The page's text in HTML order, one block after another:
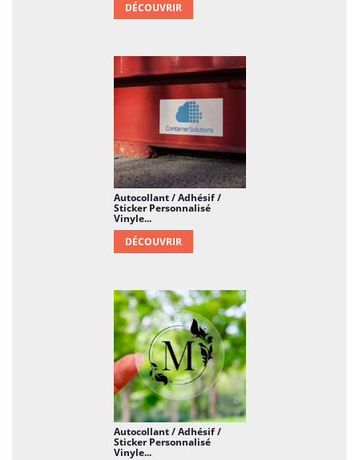
DÉCOUVRIR
Autocollant / Adhésif /
Sticker Personnalisé
Vinyle...
DÉCOUVRIR
Autocollant / Adhésif /
Sticker Personnalisé
Vinyle...